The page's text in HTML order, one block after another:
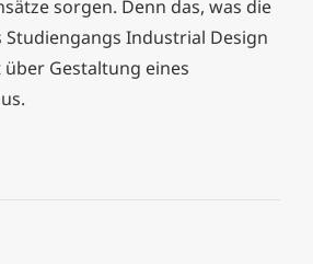
sorgen. Denn das, was die
Studiengangs Industrial Design
Gestaltung eines